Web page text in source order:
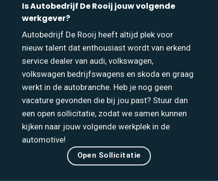
Is Autobedrijf De Rooij jouw volgende
werkgever?
Autobedrijf De Rooij heeft altijd plek voor
nieuw talent dat enthousiast wordt van erkend
service dealer van audi, volkswagen,
volkswagen bedrijfswagens en skoda en graag
werkt in de autobranche. Heb je nog geen
vacature gevonden die bij jou past? Stuur dan
een open sollicitatie, zodat we samen kunnen
kijken naar jouw volgende werkplek in de
automotive!
Open Sollicitatie